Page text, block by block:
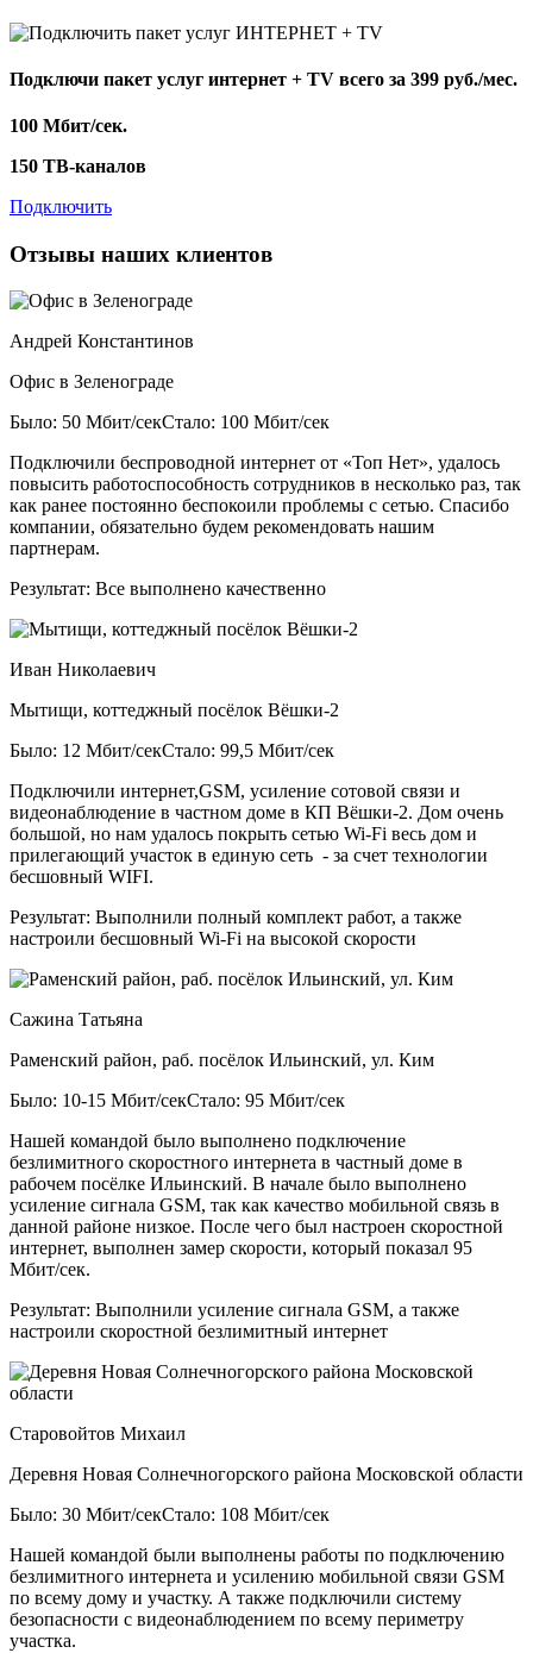
Подключи пакет услуг интернет + TV всего за 399 руб./мес.
100 Мбит/сек.
150 ТВ-каналов
Подключить
Отзывы наших клиентов
Андрей Константинов
Офис в Зеленограде
Было: 50 Мбит/секСтало: 100 Мбит/сек
Подключили беспроводной интернет от «Топ Нет», удалось
повысить работоспособность сотрудников в несколько раз, так
как ранее постоянно беспокоили проблемы с сетью. Спасибо
компании, обязательно будем рекомендовать нашим
партнерам.
Результат: Все выполнено качественно
Иван Николаевич
Мытищи, коттеджный посёлок Вёшки-2
Было: 12 Мбит/секСтало: 99,5 Мбит/сек
Подключили интернет,GSM, усиление сотовой связи и
видеонаблюдение в частном доме в КП Вёшки-2. Дом очень
большой, но нам удалось покрыть сетью Wi-Fi весь дом и
прилегающий участок в единую сеть - за счет технологии
бесшовный WIFI.
Результат: Выполнили полный комплект работ, а также
настроили бесшовный Wi-Fi на высокой скорости
Сажина Татьяна
Раменский район, раб. посёлок Ильинский, ул. Ким
Было: 10-15 Мбит/секСтало: 95 Мбит/сек
Нашей командой было выполнено подключение
безлимитного скоростного интернета в частный доме в
рабочем посёлке Ильинский. В начале было выполнено
усиление сигнала GSM, так как качество мобильной связь в
данной районе низкое. После чего был настроен скоростной
интернет, выполнен замер скорости, который показал 95
Мбит/сек.
Результат: Выполнили усиление сигнала GSM, а также
настроили скоростной безлимитный интернет
Старовойтов Михаил
Деревня Новая Солнечногорского района Московской области
Было: 30 Мбит/секСтало: 108 Мбит/сек
Нашей командой были выполнены работы по подключению
безлимитного интернета и усилению мобильной связи GSM
по всему дому и участку. А также подключили систему
безопасности с видеонаблюдением по всему периметру
участка.